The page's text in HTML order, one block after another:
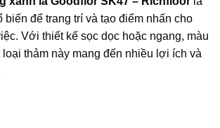
biến để trang trí và tạo điểm nhấn cho
Với thiết kế sọc dọc hoặc ngang, màu
thảm này mang đến nhiều lợi ích và